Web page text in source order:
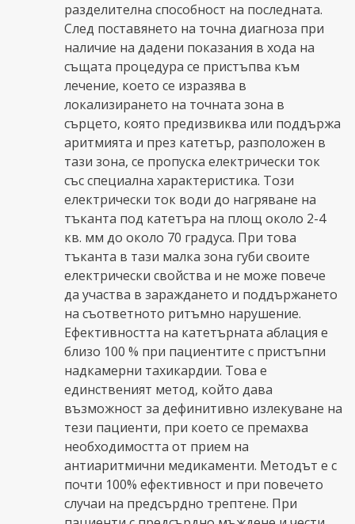
разделителна способност на последната.
След поставянето на точна диагноза при
наличие на дадени показания в хода на
същата процедура се пристъпва към
лечение, което се изразява в
локализирането на точната зона в
сърцето, която предизвиква или поддържа
аритмията и през катетър, разположен в
тази зона, се пропуска електрически ток
със специална характеристика. Този
електрически ток води до нагряване на
тъканта под катетъра на площ около 2-4
кв. мм до около 70 градуса. При това
тъканта в тази малка зона губи своите
електрически свойства и не може повече
да участва в зараждането и поддържането
на съответното ритъмно нарушение.
Ефективността на катетърната аблация е
близо 100 % при пациентите с пристъпни
надкамерни тахикардии. Това е
единственият метод, който дава
възможност за дефинитивно излекуване на
тези пациенти, при което се премахва
необходимостта от прием на
антиаритмични медикаменти. Методът е с
почти 100% ефективност и при повечето
случаи на предсърдно трептене. При